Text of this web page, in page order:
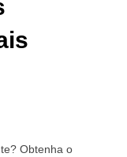
Obtenha o